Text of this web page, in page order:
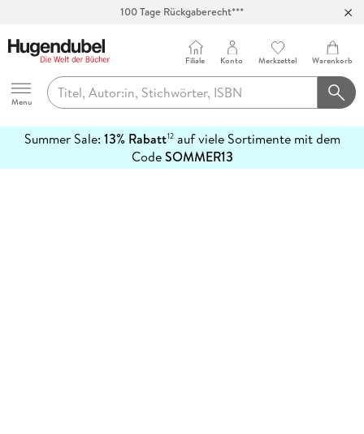
100 Tage Rückgaberecht***
Hugendubel
Menu
Filiale Konto Merkzettel Warenkorb
Summer Sale: 13% Rabatt12auf viele Sortimente mit dem
CodeSOMMER13
erfahren